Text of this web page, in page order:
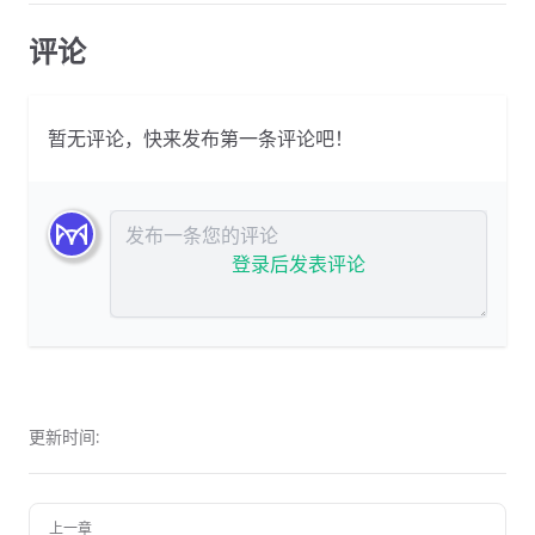
评论
暂无评论，快来发布第一条评论吧！
发布评论
登录后发表评论
更新时间:
上一章